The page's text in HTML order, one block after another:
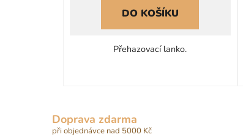
DO KOŠÍKU
Přehazovací lanko.
Doprava zdarma
při objednávce nad 5000 Kč